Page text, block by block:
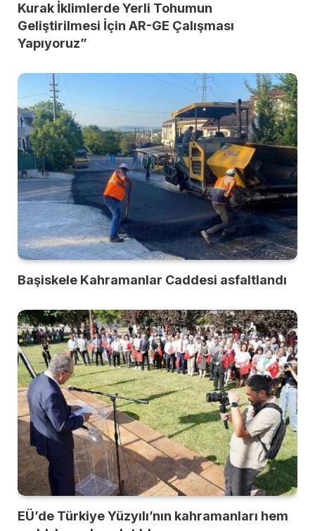
Kurak İklimlerde Yerli Tohumun
Geliştirilmesi İçin AR-GE Çalışması
Yapıyoruz”
Başiskele Kahramanlar Caddesi asfaltlandı
EÜ’de Türkiye Yüzyılı’nın kahramanları hem